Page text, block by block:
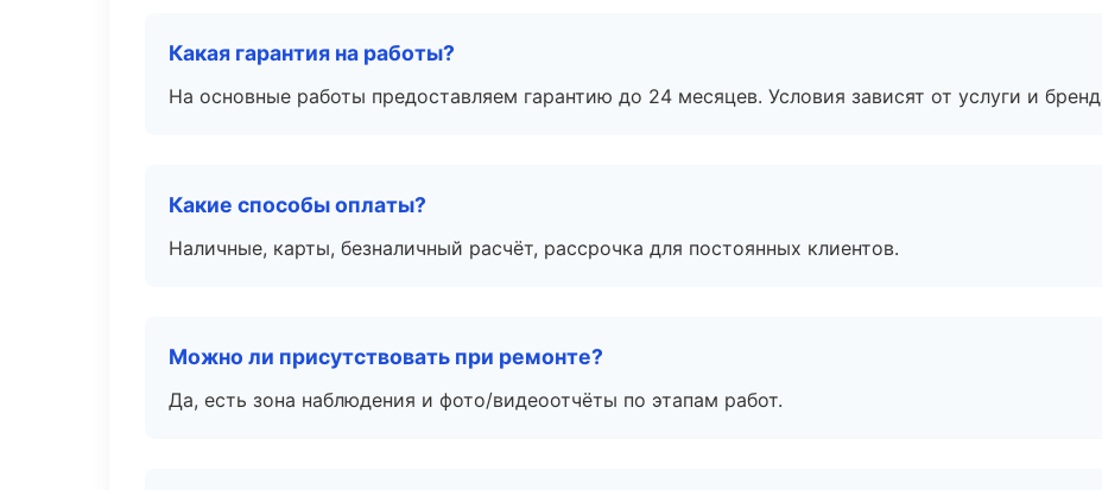
Какая гарантия на работы?
На основные работы предоставляем гарантию до 24 месяцев. Условия зависят от услуги и
Какие способы оплаты?
Наличные, карты, безналичный расчёт, рассрочка для постоянных клиентов.
Можно ли присутствовать при ремонте?
Да, есть зона наблюдения и фото/видеоотчёты по этапам работ.